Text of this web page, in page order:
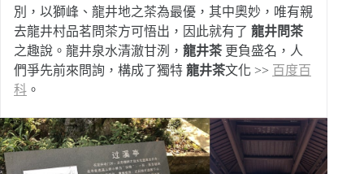
別，以獅峰、龍井地之茶為最優，其中奧妙，唯有親
去龍井村品茗問茶方可悟出，因此就有了 龍井問茶
之趣說。龍井泉水清澈甘洌， 龍井茶 更負盛名，人
們爭先前來問詢，構成了獨特 龍井茶文化 >> 百度百
科 。